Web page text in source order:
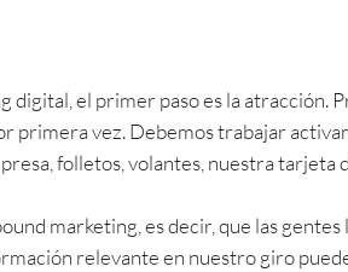
digital, el primer paso es la atracción.
primera vez. Debemos trabajar
folletos, volantes, nuestra tarjeta
marketing, es decir, que las
relevante en nuestro giro